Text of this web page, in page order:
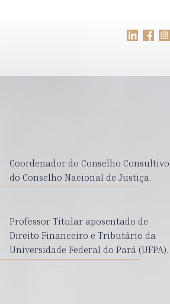
Coordenador do Conselho Consultivo
do Conselho Nacional de Justiça.
Professor Titular aposentado de
Direito Financeiro e Tributário da
Universidade Federal do Pará (UFPA).